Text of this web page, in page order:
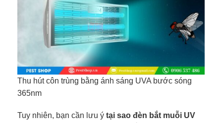
Thu hút côn trùng bằng ánh sáng UVA bước sóng
365nm
Tuy nhiên, bạn cần lưu ý tại sao đèn bắt muỗi UV